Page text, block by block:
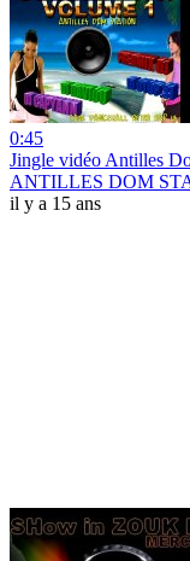
0:45
Jingle vidéo Antilles
ANTILLES DOM
il y a 15 ans